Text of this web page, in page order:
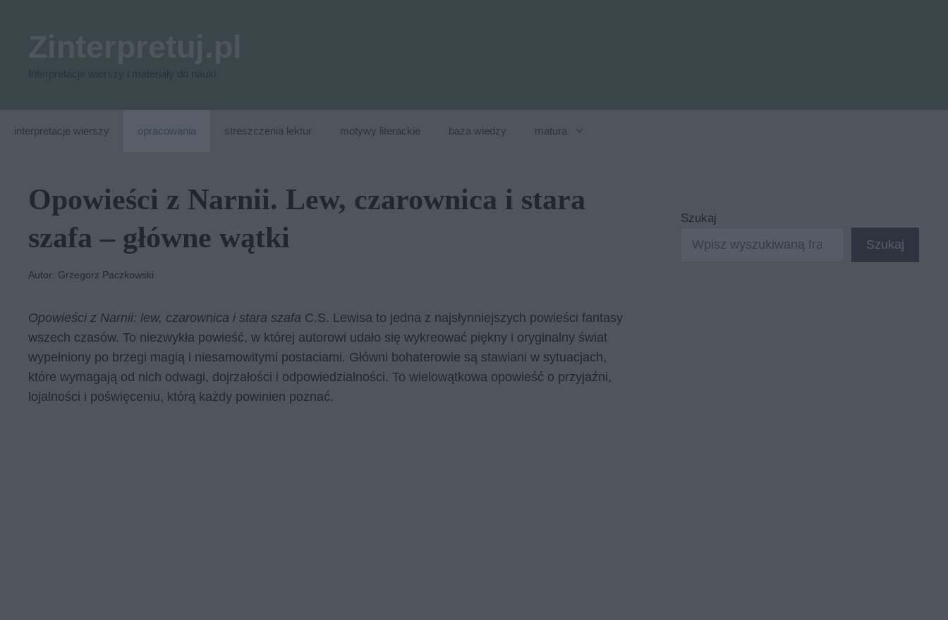
interpretacje wierszy opracowania streszczenia lektur motywy literackie baza wiedzy matura
Opowieści z Narnii. Lew, czarownica i stara
szafa – główne wątki
Autor: Grzegorz Paczkowski
Opowieści z Narnii: lew, czarownica i stara szafa C.S. Lewisa to jedna z najsłynniejszych powieści fantasy
wszech czasów. To niezwykła powieść, w której autorowi udało się wykreować piękny i oryginalny świat
wypełniony po brzegi magią i niesamowitymi postaciami. Główni bohaterowie są stawiani w sytuacjach,
które wymagają od nich odwagi, dojrzałości i odpowiedzialności. To wielowątkowa opowieść o przyjaźni,
lojalności i poświęceniu, którą każdy powinien poznać.
Szukaj
Szukaj